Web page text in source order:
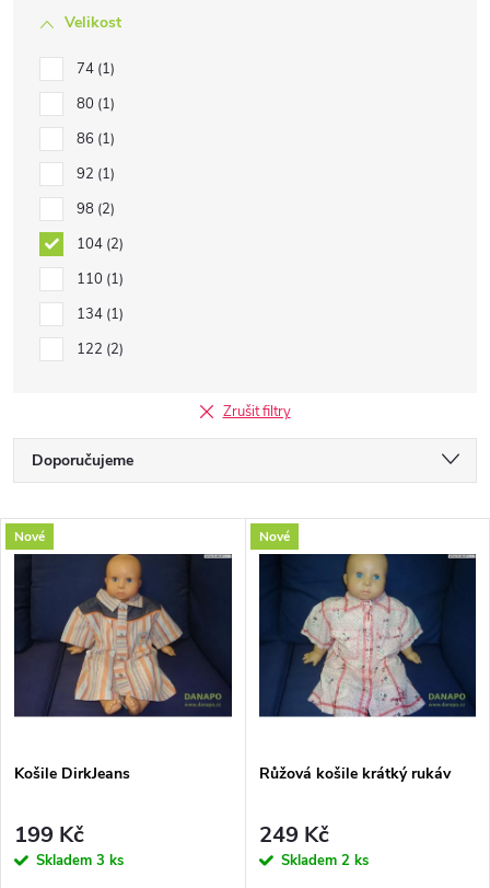
Velikost
74 1
80 1
86 1
92 1
98 2
104 2
110 1
134 1
122 2
Zrušit filtry
Ř
a
z
e
í
p
r
Doporučujeme
Nejdražší
Nejprodávanější
Abecedně
V
ý
p
i
s
p
r
Nové
Košile DirkJeans
199 Kč
Skladem 3 ks
Nové
Růžová košile krátký rukáv
249 Kč
Skladem 2 ks